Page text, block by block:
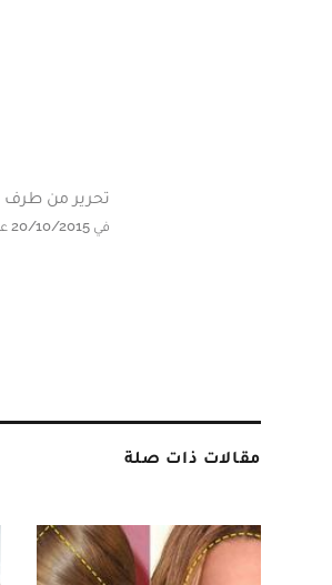
تحرير من طرف
في 20/10/2015 على الساعة 15:18
مقالات ذات صلة